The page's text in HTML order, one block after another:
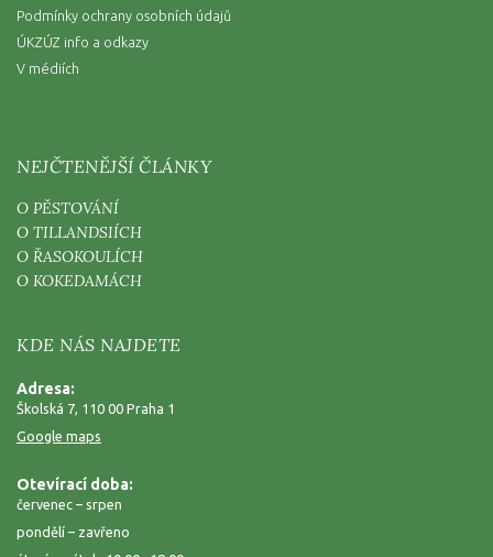
Podmínky ochrany osobních údajů
ÚKZÚZ info a odkazy
V médiích
NEJČTENĚJŠÍ ČLÁNKY
O PĚSTOVÁNÍ
O TILLANDSIÍCH
O ŘASOKOULÍCH
O KOKEDAMÁCH
KDE NÁS NAJDETE
Adresa:
Školská 7, 110 00 Praha 1
Google maps
Otevírací doba:
červenec – srpen
pondělí – zavřeno